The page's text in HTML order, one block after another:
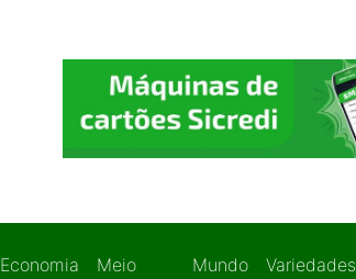
Economia
Meio
Mundo
Variedades